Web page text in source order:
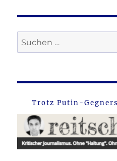
Suche
nach:
Trotz Putin-